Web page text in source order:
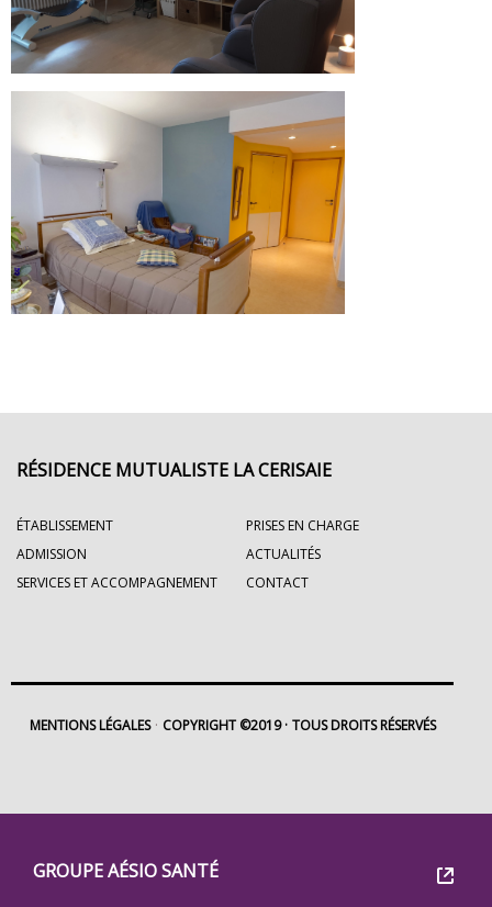
Groupe
GROUPE AÉSIO SANTÉ
RÉSIDENCE MUTUALISTE LA CERISAIE
ÉTABLISSEMENT
PRISES EN CHARGE
ADMISSION
ACTUALITÉS
SERVICES ET ACCOMPAGNEMENT
CONTACT
MENTIONS LÉGALES COPYRIGHT ©2019 TOUS DROITS RÉSERVÉS